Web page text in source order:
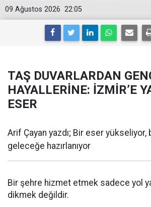
22:05
09 Ağustos 2026
TAŞ DUVARLARDAN
HAYALLERİNE: İZMİR’E
ESER
Arif Çayan yazdı; Bir eser yükseliyor,
geleceğe hazırlanıyor
Bir şehre hizmet etmek sadece yol
dikmek değildir.